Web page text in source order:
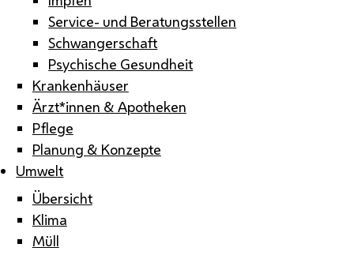
Service- und Beratungsstellen
Schwangerschaft
Psychische Gesundheit
Krankenhäuser
Ärzt*innen & Apotheken
Pflege
Planung & Konzepte
Umwelt
Übersicht
Klima
Müll